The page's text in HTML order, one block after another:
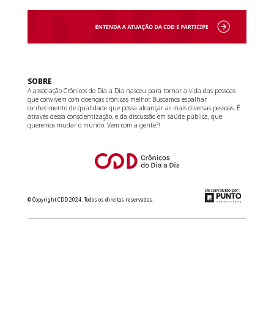
SOBRE
A associação Crônicos do Dia a Dia nasceu para tornar a vida das pessoas
que convivem com doenças crônicas melhor. Buscamos espalhar
conhecimento de qualidade que possa alcançar as mais diversas pessoas. É
através dessa conscientização, e da discussão em saúde pública, que
queremos mudar o mundo. Vem com a gente?!
© Copyright CDD 2024. Todos os direitos reservados.
Desenvolvido por: